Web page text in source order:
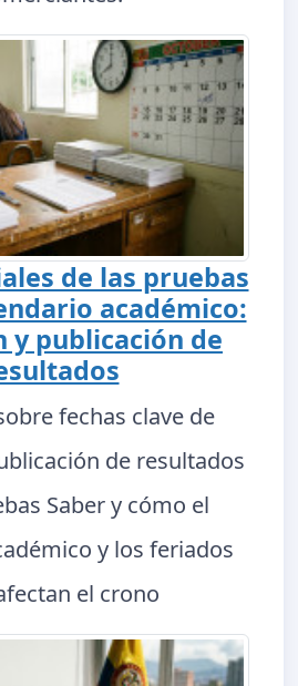
de las pruebas
académico:
y publicación de
fechas clave de
de resultados
Saber y cómo el
y los feriados
el crono